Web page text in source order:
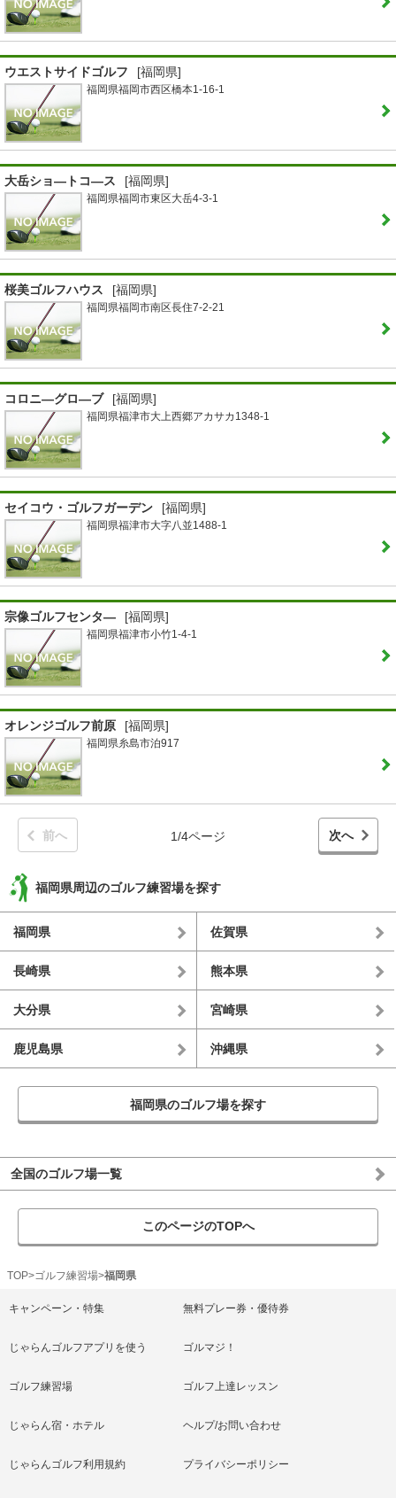
ウエストサイドゴルフ [福岡県]
福岡県福岡市西区橋本1-16-1
大岳ショ―トコ―ス [福岡県]
福岡県福岡市東区大岳4-3-1
桜美ゴルフハウス [福岡県]
福岡県福岡市南区長住7-2-21
コロニ―グロ―ブ [福岡県]
福岡県福津市大上西郷アカサカ1348-1
セイコウ・ゴルフガーデン [福岡県]
福岡県福津市大字八並1488-1
宗像ゴルフセンタ― [福岡県]
福岡県福津市小竹1-4-1
オレンジゴルフ前原 [福岡県]
福岡県糸島市泊917
前へ 1/4ページ 次へ
福岡県周辺のゴルフ練習場を探す
福岡県 佐賀県
長崎県 熊本県
大分県 宮崎県
鹿児島県 沖縄県
福岡県のゴルフ場を探す
全国のゴルフ場一覧
このページのTOPへ
TOP ゴルフ練習場 福岡県
キャンペーン・特集 無料プレー券・優待券
じゃらんゴルフアプリを使う ゴルマジ！
ゴルフ練習場 ゴルフ上達レッスン
じゃらん宿・ホテル ヘルプ/お問い合わせ
じゃらんゴルフ利用規約 プライバシーポリシー